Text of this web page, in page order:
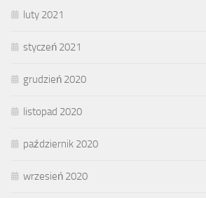
luty 2021
styczeń 2021
grudzień 2020
listopad 2020
październik 2020
wrzesień 2020